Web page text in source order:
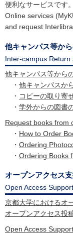
便利なサービスです。
Online services
and request
他キャンパス等か
Inter-campus Return
他キャンパス等から
・ 他キャンパスか
・ コピーの取り寄
・ 学外からの図書
Request books from
・ How to Order
・ Ordering
・ Ordering Books
オープンアクセス
Open Access
京都大学におけるオ
オープンアクセス投
Open Access